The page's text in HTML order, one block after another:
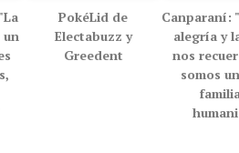
un
PokéLid de
Electabuzz y
Greedent
Canparaní:
alegría y
nos
somos